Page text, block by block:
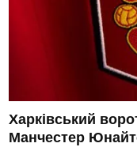
Харківський
Манчестер